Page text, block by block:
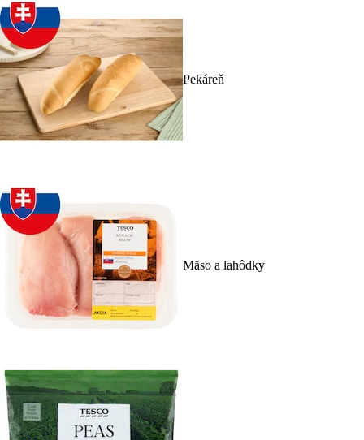
Pekáreň
Mäso a lahôdky